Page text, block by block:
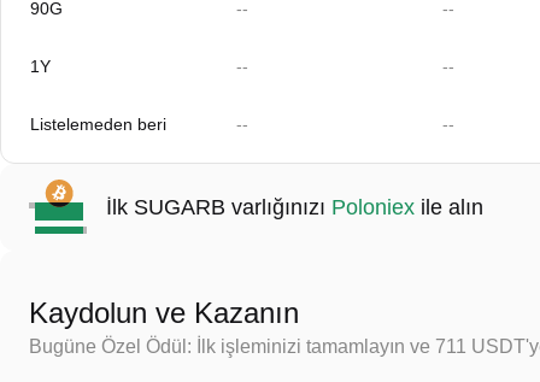
90G -- --
1Y -- --
Listelemeden beri -- --
İlk SUGARB varlığınızı Poloniex ile alın
Kaydolun ve Kazanın
Bugüne Özel Ödül: İlk işleminizi tamamlayın ve 711